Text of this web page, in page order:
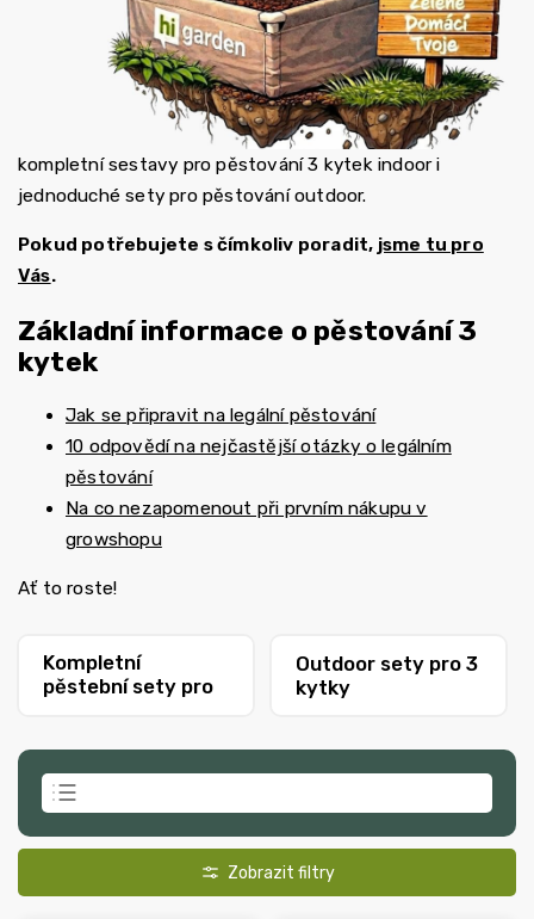
kompletní sestavy pro pěstování 3 kytek indoor i
jednoduché sety pro pěstování outdoor.
Pokud potřebujete s čímkoliv poradit, jsme tu pro
Vás.
Základní informace o pěstování 3
kytek
Jak se připravit na legální pěstování
10 odpovědí na nejčastější otázky o legálním
pěstování
Na co nezapomenout při prvním nákupu v
growshopu
Ať to roste!
Kompletní
pěstební sety pro
Outdoor sety pro 3
kytky